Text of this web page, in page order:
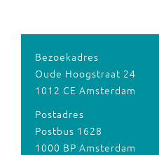
Bezoekadres
Oude Hoogstraat 24
1012 CE Amsterdam
Postadres
Postbus 1628
1000 BP Amsterdam